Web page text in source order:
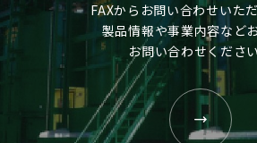
FAXからお問い合わせいた
製品情報や事業内容など
お問い合わせください